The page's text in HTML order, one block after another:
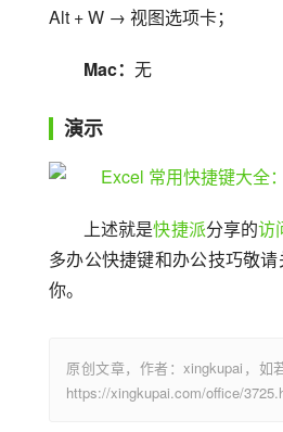
Alt + W → 视图选项卡；
Mac： 无
演示
上述就是快捷派分享的访
多办公快捷键和办公技巧敬
你。
原创文章，作者：xingkupai，如
https://xingkupai.com/office/